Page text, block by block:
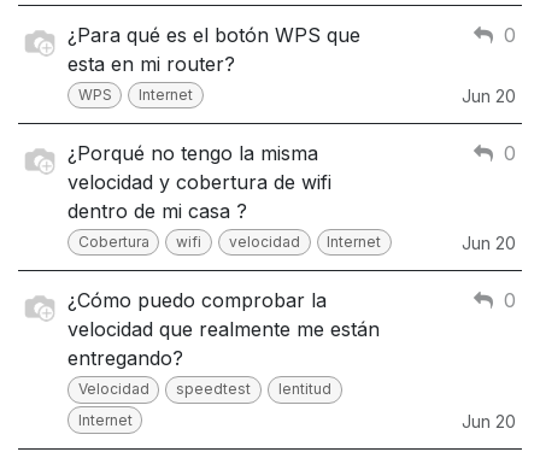
¿Para qué es el botón WPS que
esta en mi router?
WPS Internet
0
Jun 20
¿Porqué no tengo la misma
velocidad y cobertura de wifi
dentro de mi casa ?
Cobertura wifi velocidad Internet
0
Jun 20
¿Cómo puedo comprobar la
velocidad que realmente me están
entregando?
Velocidad speedtest
lentitud
Internet
0
Jun 20